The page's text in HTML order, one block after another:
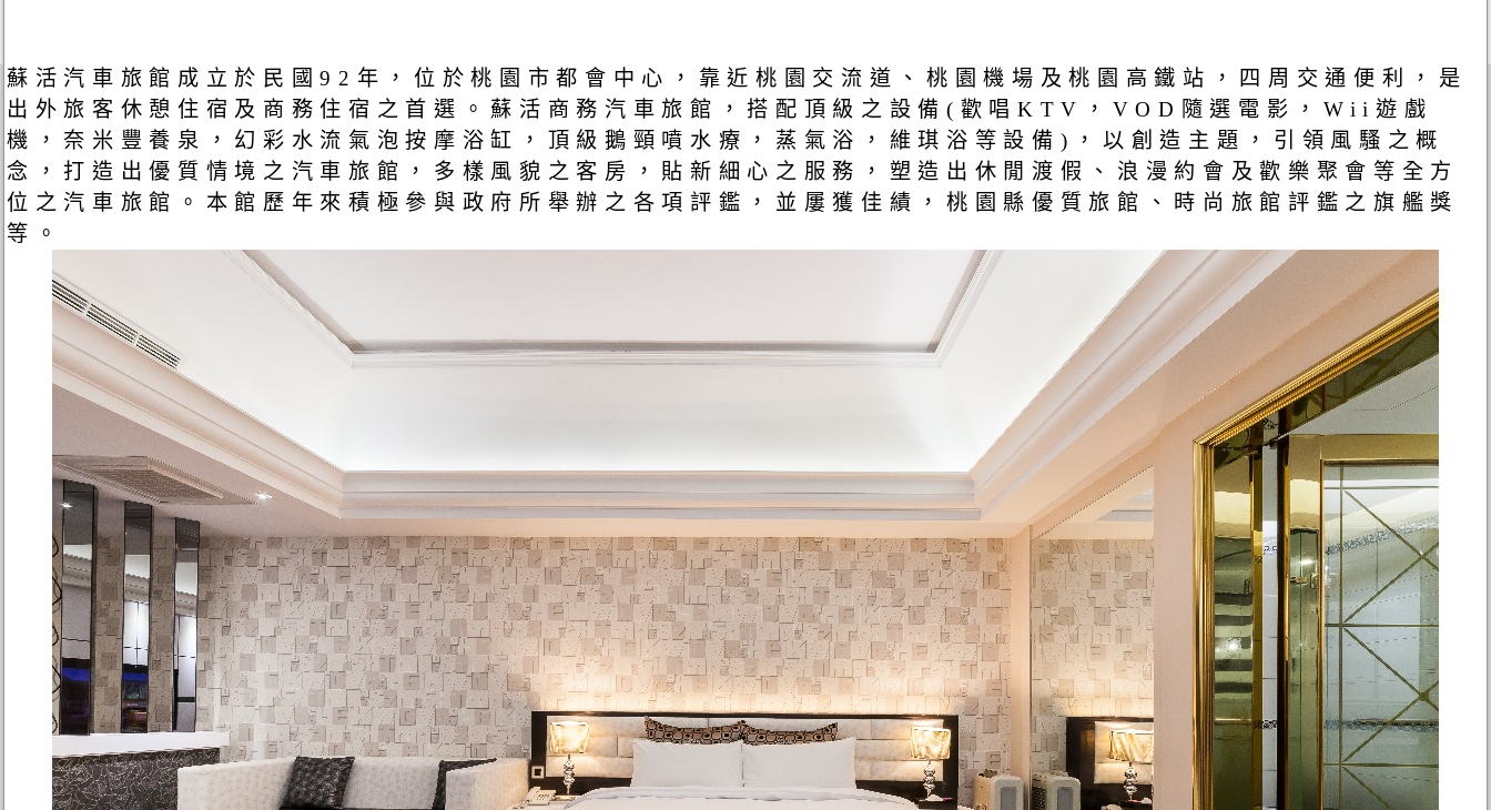
蘇活汽車旅館成立於民國92年，位於桃園市都會中心，靠近桃園交流道、桃園機場及桃園高鐵站，四周交通便利，是
出外旅客休憩住宿及商務住宿之首選。蘇活商務汽車旅館，搭配頂級之設備(歡唱KTV，VOD隨選電影，Wii遊戲
機，奈米豐養泉，幻彩水流氣泡按摩浴缸，頂級鵝頸噴水療，蒸氣浴，維琪浴等設備)，以創造主題，引領風騷之概
念，打造出優質情境之汽車旅館，多樣風貌之客房，貼新細心之服務，塑造出休閒渡假、浪漫約會及歡樂聚會等全方
位之汽車旅館。本館歷年來積極參與政府所舉辦之各項評鑑，並屢獲佳績，桃園縣優質旅館、時尚旅館評鑑之旗艦獎
等。